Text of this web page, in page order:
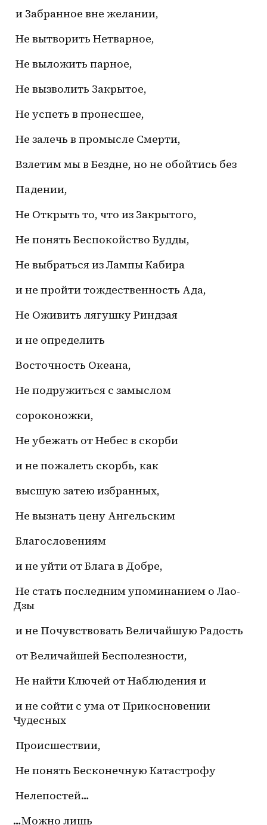
и Забранное вне желании,
Не вытворить Нетварное,
Не выложить парное,
Не вызволить Закрытое,
Не успеть в пронесшее,
Не залечь в промысле Смерти,
Взлетим мы в Бездне, но не обойтись без
Падении,
Не Открыть то, что из Закрытого,
Не понять Беспокойство Будды,
Не выбраться из Лампы Кабира
и не пройти тождественность Ада,
Не Оживить лягушку Риндзая
и не определить
Восточность Океана,
Не подружиться с замыслом
сороконожки,
Не убежать от Небес в скорби
и не пожалеть скорбь, как
высшую затею избранных,
Не вызнать цену Ангельским
Благословениям
и не уйти от Блага в Добре,
Не стать последним упоминанием о Лао-
Дзы
и не Почувствовать Величайшую Радость
от Величайшей Бесполезности,
Не найти Ключей от Наблюдения и
и не сойти с ума от Прикосновении
Чудесных
Происшествии,
Не понять Бесконечную Катастрофу
Нелепостей…
…Можно лишь